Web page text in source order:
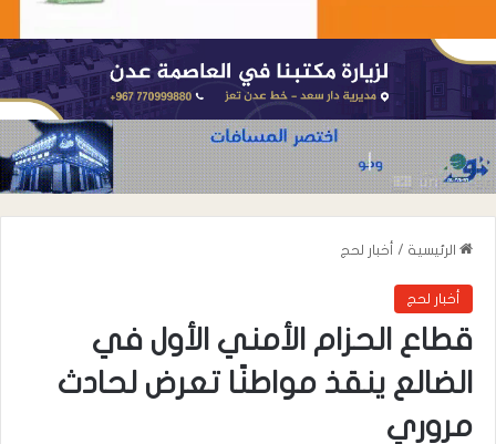
الرئيسية / أخبار لحج
أخبار لحج
قطاع الحزام الأمني الأول في
الضالع ينقذ مواطنًا تعرض لحادث
مروري